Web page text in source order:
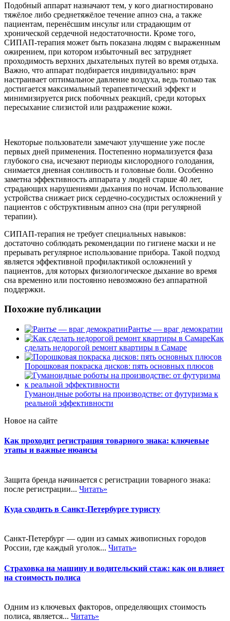
Подобный аппарат назначают тем, у кого диагностировано
тяжёлое либо среднетяжёлое течение апноэ сна, а также
пациентам, перенёсшим инсульт или страдающим от
хронической сердечной недостаточности. Кроме того,
СИПАП-терапия может быть показана людям с выраженным
ожирением, при котором избыточный вес затрудняет
проходимость верхних дыхательных путей во время отдыха.
Важно, что аппарат подбирается индивидуально: врач
настраивает оптимальное давление воздуха, ведь только так
достигается максимальный терапевтический эффект и
минимизируется риск побочных реакций, среди которых
пересыхание слизистой или раздражение кожи.
Некоторые пользователи замечают улучшение уже после
первых дней применения. Постепенно нормализуется фаза
глубокого сна, исчезают периоды кислородного голодания,
снимается дневная сонливость и головные боли. Особенно
заметна эффективность аппарата у людей старше 40 лет,
страдающих нарушениями дыхания по ночам. Использование
устройства снижает риск сердечно-сосудистых осложнений у
пациентов с обструктивным апноэ сна (при регулярной
терапии).
СИПАП-терапия не требует специальных навыков:
достаточно соблюдать рекомендации по гигиене маски и не
прерывать регулярное использование прибора. Такой подход
является эффективной профилактикой осложнений у
пациентов, для которых физиологическое дыхание во время
сна временно или постоянно невозможно без аппаратной
поддержки.
Похожие публикации
Рантье — враг демократии
Как
сделать недорогой ремонт квартиры в Самаре
Порошковая покраска дисков: пять основных плюсов
Гуманоидные роботы на производстве: от футуризма к
реальной эффективности
Новое на сайте
Как проходит регистрация товарного знака: ключевые
этапы и важные нюансы
Защита бренда начинается с регистрации товарного знака:
после регистрации... Читать»
Куда сходить в Санкт-Петербурге туристу
Санкт-Петербург — один из самых живописных городов
России, где каждый уголок... Читать»
Страховка на машину и водительский стаж: как он влияет
на стоимость полиса
Одним из ключевых факторов, определяющих стоимость
полиса, является... Читать»